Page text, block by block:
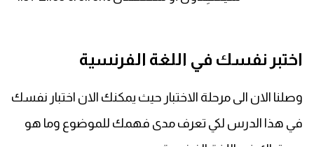
اختبر نفسك في اللغة الفرنسية
وصلنا الان الى مرحلة الاختبار حيث يمكنك الان اختبار نفسك
في هذا الدرس لكي تعرف مدى فهمك للموضوع وما هو